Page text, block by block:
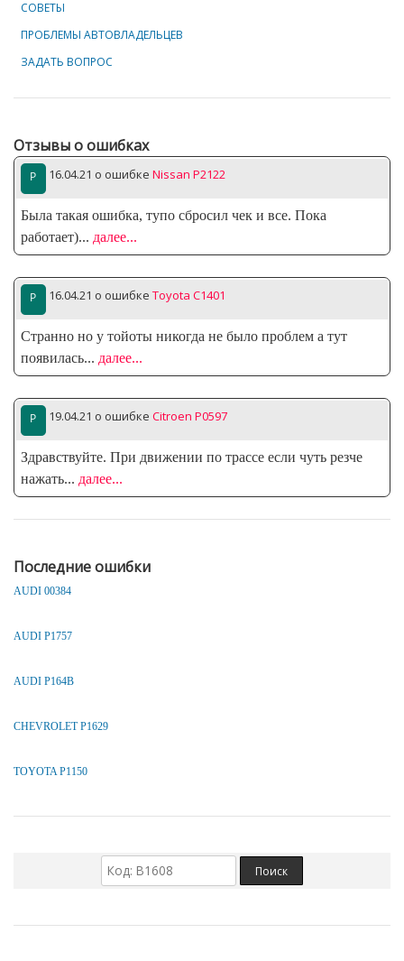
СОВЕТЫ
ПРОБЛЕМЫ АВТОВЛАДЕЛЬЦЕВ
ЗАДАТЬ ВОПРОС
Отзывы о ошибках
16.04.21 о ошибке Nissan P2122
Была такая ошибка, тупо сбросил чек и все. Пока
работает)... далее...
16.04.21 о ошибке Toyota C1401
Странно но у тойоты никогда не было проблем а тут
появилась... далее...
19.04.21 о ошибке Citroen P0597
Здравствуйте. При движении по трассе если чуть резче
нажать... далее...
Последние ошибки
AUDI 00384
AUDI P1757
AUDI P164B
CHEVROLET P1629
TOYOTA P1150